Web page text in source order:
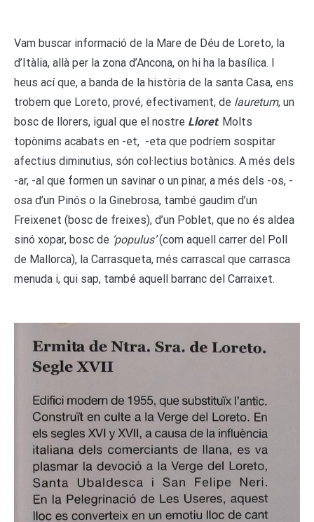
Vam buscar informació de la Mare de Déu de Loreto, la
d’Itàlia, allà per la zona d’Ancona, on hi ha la basílica. I
heus ací que, a banda de la història de la santa Casa, ens
trobem que Loreto, prové, efectivament, de lauretum, un
bosc de llorers, igual que el nostre Lloret. Molts
topònims acabats en -et, -eta que podríem sospitar
afectius diminutius, són col·lectius botànics. A més dels
-ar, -al que formen un savinar o un pinar, a més dels -os, -
osa d’un Pinós o la Ginebrosa, també gaudim d’un
Freixenet (bosc de freixes), d’un Poblet, que no és aldea
sinó xopar, bosc de ‘populus’(com aquell carrer del Poll
de Mallorca), la Carrasqueta, més carrascal que carrasca
menuda i, qui sap, també aquell barranc del Carraixet.